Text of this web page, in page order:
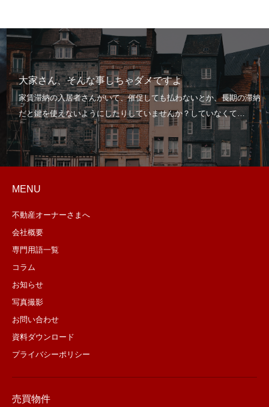
大家さん、そんな事しちゃダメですよ
MENU
不動産オーナーさまへ
会社概要
専門用語一覧
コラム
お知らせ
写真撮影
お問い合わせ
資料ダウンロード
プライバシーポリシー
売買物件